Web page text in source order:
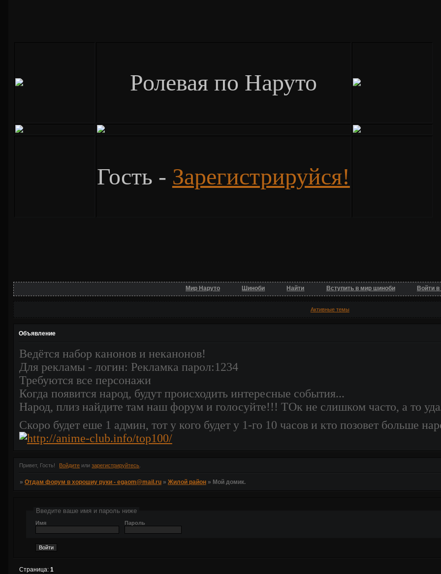
Ролевая по Наруто
Гость - Зарегистрируйся!
Мир Наруто Шиноби Найти Вступить в мир шиноби Войти
Активные темы
Объявление
Ведётся набор канонов и неканонов!
Для рекламы - логин: Рекламка парол:1234
Требуются все персонажи
Когда появится народ, будут происходить интересные события...
Народ, плиз найдите там наш форум и голосуйте!!! ТОк не слишком часто, а то
Скоро будет еше 1 админ, тот у кого будет у 1-го 10 часов и кто позовет больше
Привет, Гость! Войдите илизарегистрируйтесь
» Отдам форум в хорошиу руки - egaom@mail.ru » Жилой район » Мой домик.
Введите ваше имя и пароль ниже
Имя Пароль
Страница: 1